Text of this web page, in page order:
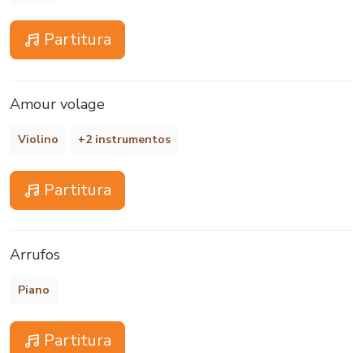
Partitura
Amour volage
Violino +2 instrumentos
Partitura
Arrufos
Piano
Partitura